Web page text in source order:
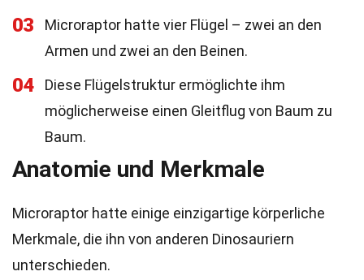
03
Microraptor hatte vier Flügel – zwei an den
Armen und zwei an den Beinen.
04
Diese Flügelstruktur ermöglichte ihm
möglicherweise einen Gleitflug von Baum zu
Baum.
Anatomie und Merkmale
Microraptor hatte einige einzigartige körperliche
Merkmale, die ihn von anderen Dinosauriern
unterschieden.